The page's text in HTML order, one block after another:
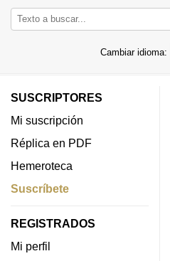
Cambiar idioma:
SUSCRIPTORES
Mi suscripción
Réplica en PDF
Hemeroteca
Suscríbete
REGISTRADOS
Mi perfil